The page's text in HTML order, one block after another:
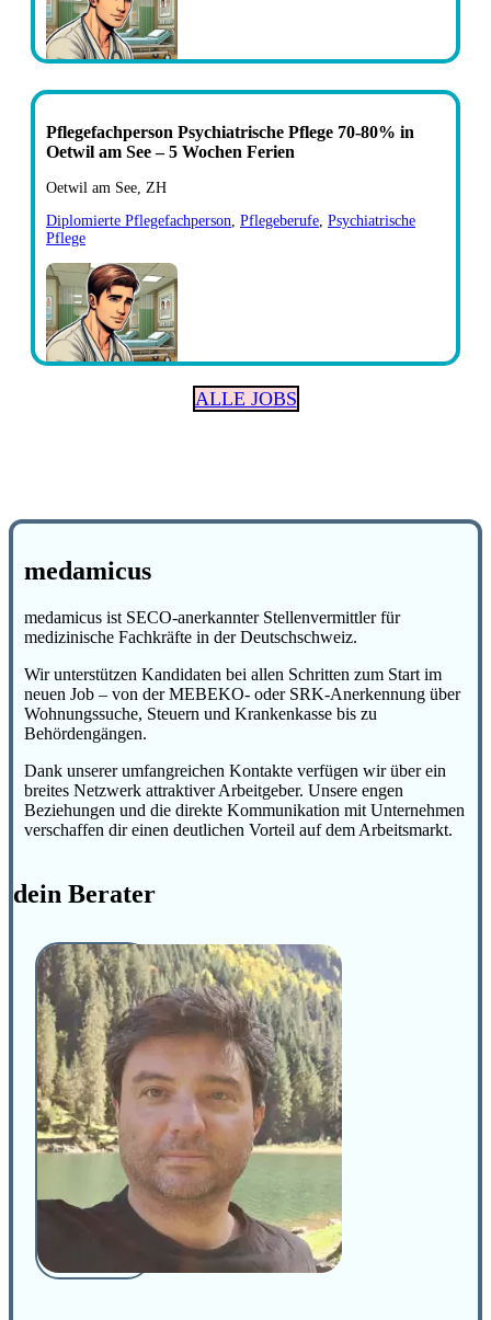
Pflegefachperson Psychiatrische Pflege 70-80% in
Oetwil am See – 5 Wochen Ferien
Oetwil am See, ZH
Diplomierte Pflegefachperson Pflegeberufe Psychiatrische
Pflege
ALLE JOBS
medamicus
medamicus ist SECO-anerkannter Stellenvermittler für
medizinische Fachkräfte in der Deutschschweiz.
Wir unterstützen Kandidaten bei allen Schritten zum Start im
neuen Job – von der MEBEKO- oder SRK-Anerkennung über
Wohnungssuche, Steuern und Krankenkasse bis zu
Behördengängen.
Dank unserer umfangreichen Kontakte verfügen wir über ein
breites Netzwerk attraktiver Arbeitgeber. Unsere engen
Beziehungen und die direkte Kommunikation mit Unternehmen
verschaffen dir einen deutlichen Vorteil auf dem Arbeitsmarkt.
dein Berater